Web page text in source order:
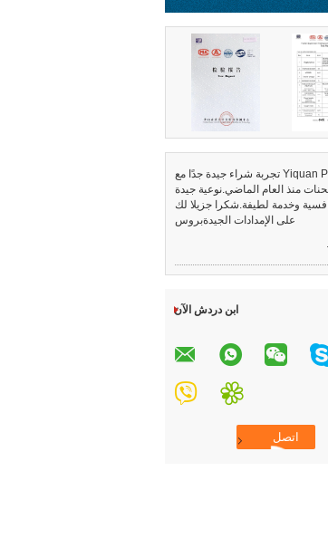
تجربة شراء جيدة جدًا مع Yiquan Pvc Roof
منذ العام الماضي.نوعية جيدة
وخدمة لطيفة.شكرا جزيلا لك
على الإمدادات الجيدةبروس
ابن دردش الآن